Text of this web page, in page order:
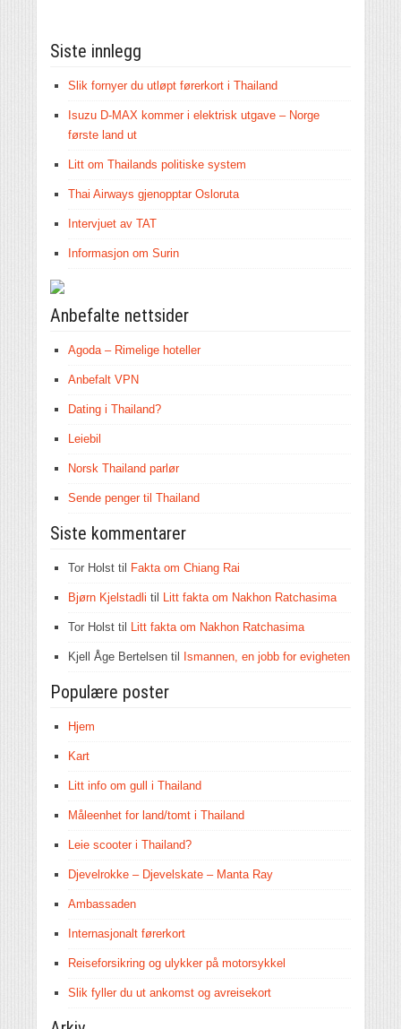
Siste innlegg
Slik fornyer du utløpt førerkort i Thailand
Isuzu D-MAX kommer i elektrisk utgave – Norge
første land ut
Litt om Thailands politiske system
Thai Airways gjenopptar Osloruta
Intervjuet av TAT
Informasjon om Surin
Anbefalte nettsider
Agoda – Rimelige hoteller
Anbefalt VPN
Dating i Thailand?
Leiebil
Norsk Thailand parlør
Sende penger til Thailand
Siste kommentarer
Tor Holst til Fakta om Chiang Rai
Bjørn Kjelstadli til Litt fakta om Nakhon Ratchasima
Tor Holst til Litt fakta om Nakhon Ratchasima
Kjell Åge Bertelsen til Ismannen, en jobb for evigheten
Populære poster
Hjem
Kart
Litt info om gull i Thailand
Måleenhet for land/tomt i Thailand
Leie scooter i Thailand?
Djevelrokke – Djevelskate – Manta Ray
Ambassaden
Internasjonalt førerkort
Reiseforsikring og ulykker på motorsykkel
Slik fyller du ut ankomst og avreisekort